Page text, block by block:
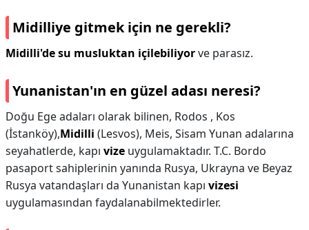
Midilliye gitmek için ne gerekli?
Midilli'de su musluktan içilebiliyorve parasız.
Yunanistan'ın en güzel adası neresi?
Doğu Ege adaları olarak bilinen, Rodos , Kos
(İstanköy),Midilli (Lesvos), Meis, Sisam Yunan adalarına
seyahatlerde, kapı vize uygulamaktadır. T.C. Bordo
pasaport sahiplerinin yanında Rusya, Ukrayna ve Beyaz
Rusya vatandaşları da Yunanistan kapı vizesi
uygulamasından faydalanabilmektedirler.